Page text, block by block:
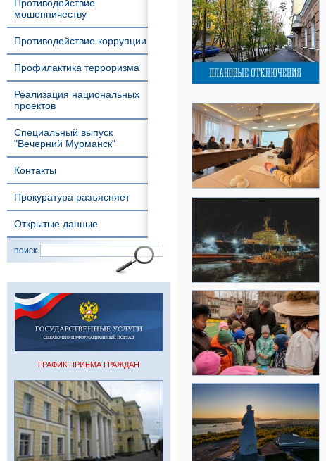
Противодействие
мошенничеству
Противодействие коррупции
Профилактика терроризма
Реализация национальных
проектов
Специальный выпуск
"Вечерний Мурманск"
Контакты
Прокуратура разъясняет
Открытые данные
поиск
ГРАФИК ПРИЕМА ГРАЖДАН